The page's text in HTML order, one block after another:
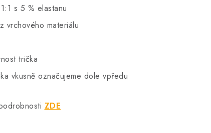
s 5 % elastanu
vrchového materiálu
trička
vkusně označujeme dole vpředu
ZDE